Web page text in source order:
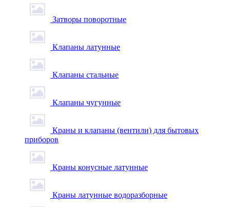
Затворы поворотные
Клапаны латунные
Клапаны стальные
Клапаны чугунные
Краны и клапаны (вентили) для бытовых
приборов
Краны конусные латунные
Краны латунные водоразборные